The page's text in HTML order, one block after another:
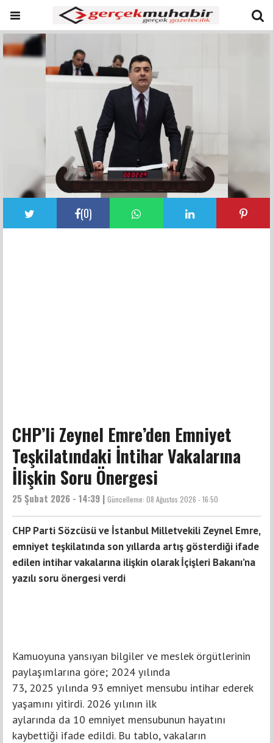
(0)
CHP’li Zeynel Emre’den Emniyet
Teşkilatındaki İntihar Vakalarına
İlişkin Soru Önergesi
25 Şubat 2026 - 14:39 | Güncelleme: 08 Ağustos 2026 - 16:50
CHP Parti Sözcüsü ve İstanbul Milletvekili Zeynel Emre,
emniyet teşkilatında son yıllarda artış gösterdiği ifade
edilen intihar vakalarına ilişkin olarak İçişleri Bakanı’na
yazılı soru önergesi verdi
Kamuoyuna yansıyan bilgiler ve meslek örgütlerinin
paylaşımlarına göre; 2024 yılında
73, 2025 yılında 93 emniyet mensubu intihar ederek
yaşamını yitirdi. 2026 yılının ilk
aylarında da 10 emniyet mensubunun hayatını
kaybettiği ifade edildi. Bu tablo, vakaların